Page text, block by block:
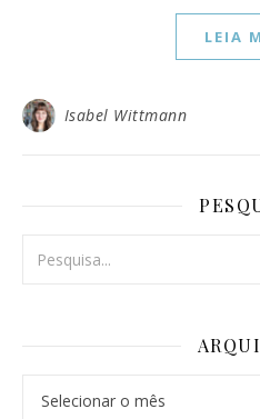
LEIA
Isabel Wittmann